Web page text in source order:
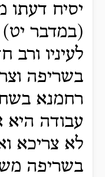
יסיח דעתו
(במדבר
לעיניו
בשריפה
רחמנא
עבודה היא
לא צריכא
בשריפה